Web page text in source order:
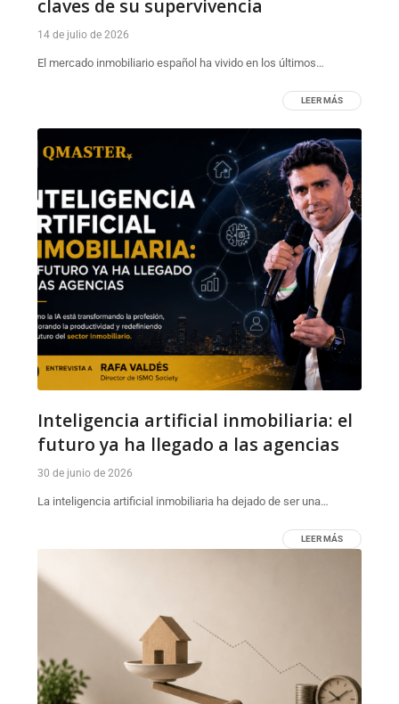
claves de su supervivencia
14 de julio de 2026
El mercado inmobiliario español ha vivido en los últimos…
LEER MÁS
Inteligencia artificial inmobiliaria: el
futuro ya ha llegado a las agencias
30 de junio de 2026
La inteligencia artificial inmobiliaria ha dejado de ser una…
LEER MÁS